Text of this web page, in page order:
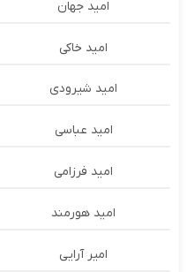
امید جهان
امید خاکی
امید شیرودی
امید عباسی
امید فرزامی
امید هورمند
امیر آرایی